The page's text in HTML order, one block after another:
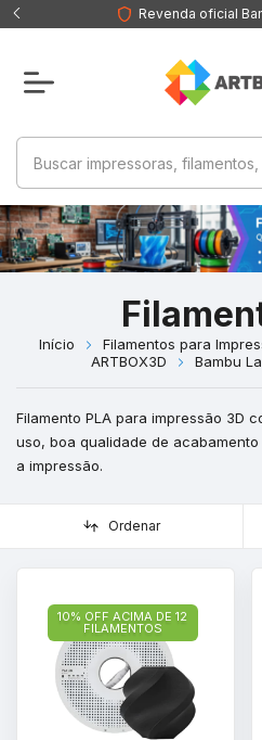
Revenda oficial
Início
Filamentos para
ARTBOX3D
Bambu
Filamento PLA para impressão 3D
uso, boa qualidade de
a impressão.
Ordenar
10% OFF ACIMA DE 12
FILAMENTOS